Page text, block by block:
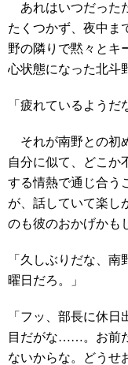
あれはいつだった
たくつかず、夜中ま
野の隣りで黙々とキ
心状態になった北斗
「疲れているようだ
それが南野との初
自分に似て、どこか
する情熱で通じ合う
が、話していて楽し
のも彼のおかげかも
「久しぶりだな、
曜日だろ。」
「フッ、部長に休
目だがな……。お前
ないからな。どうせ